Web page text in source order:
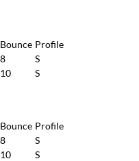
Bounce Profile
8
S
10 S
Bounce Profile
8
S
10 S